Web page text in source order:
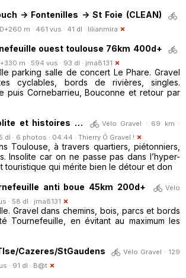
-> Fontenilles -> St Foie (CLEAN)
m · 461 vus · 41 dl · lilianmira
ouest toulouse 76km 400d+
m · 594 vus · 93 dl · jma8131
parking salle de concert Le Phare. Gravel
cyclables, bords de rivières, singles.
puis Cornebarrieu, Bouconne et retour par
et histoires …
Vélo Gravel · 69 km ·
dl · 6 photos · 04:44 · Thierry Ô Gravel !
Toulouse, à travers quartiers, piétonniers,
Insolite car on ne passe pas dans l’hyper-
touristique qui mérite bien le détour et don
anti boue 45km 200d+
Vélo
· 58 dl · jma8131
Gravel dans chemins, bois, parcs et bords
Tournefeuille, en évitant au maximum les
Cazeres/StGaudens
Vélo Gravel · 129
· 91 dl · B@t